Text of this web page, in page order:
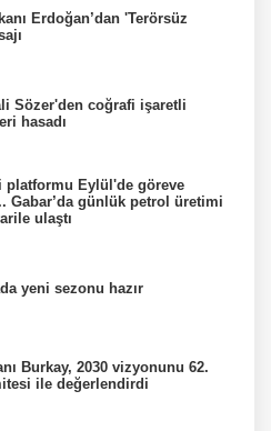
Erdoğan’dan 'Terörsüz
Sözer'den coğrafi işaretli
hasadı
platformu Eylül'de göreve
Gabar’da günlük petrol üretimi
ulaştı
yeni sezonu hazır
Burkay, 2030 vizyonunu 62.
ile değerlendirdi